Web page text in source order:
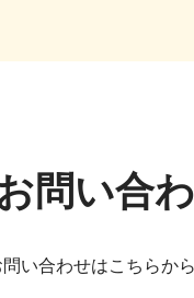
問い合
い合わせはこちらか